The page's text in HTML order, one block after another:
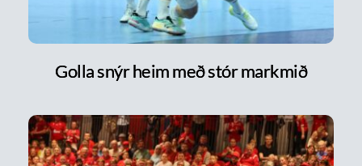
Golla snýr heim með stór markmið